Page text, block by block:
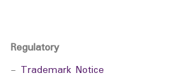
Regulatory
- Trademark Notice